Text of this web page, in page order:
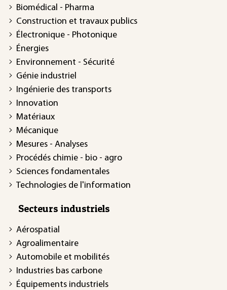
Biomédical - Pharma
Construction et travaux publics
Électronique - Photonique
Énergies
Environnement - Sécurité
Génie industriel
Ingénierie des transports
Innovation
Matériaux
Mécanique
Mesures - Analyses
Procédés chimie - bio - agro
Sciences fondamentales
Technologies de l'information
Secteurs industriels
Aérospatial
Agroalimentaire
Automobile et mobilités
Industries bas carbone
Équipements industriels